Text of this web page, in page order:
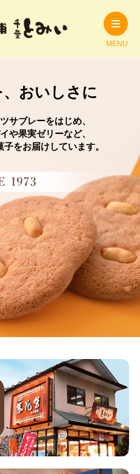
MENU
おいしさに
サブレーをはじめ、
や果実ゼリーなど、
をお届けしています。